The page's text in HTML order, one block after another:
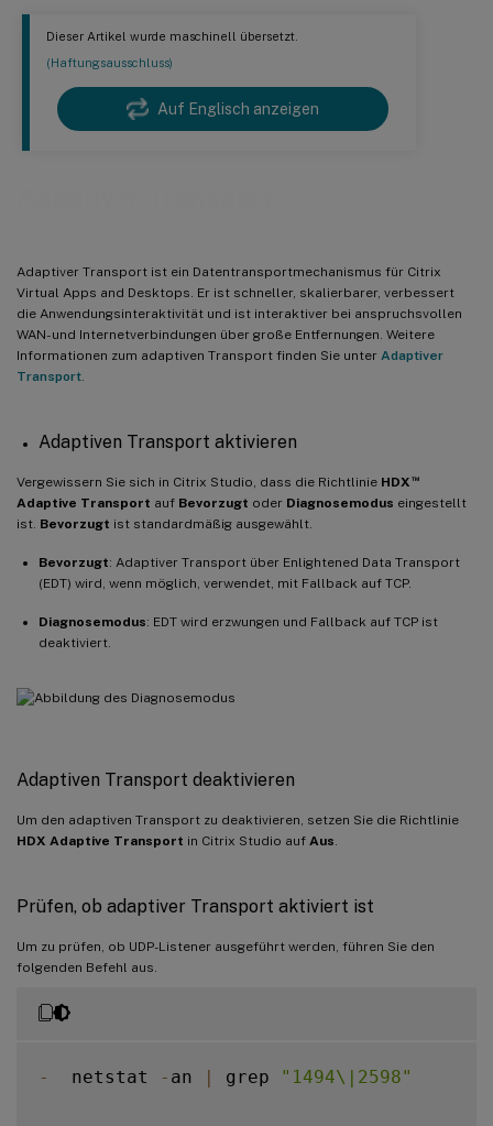
Dieser Artikel wurde maschinell übersetzt.
(Haftungsausschluss)
Auf Englisch anzeigen
Adaptiver Transport ist ein Datentransportmechanismus für Citrix
Virtual Apps and Desktops. Er ist schneller, skalierbarer, verbessert
die Anwendungsinteraktivität und ist interaktiver bei anspruchsvollen
WAN- und Internetverbindungen über große Entfernungen. Weitere
Informationen zum adaptiven Transport finden Sie unter Adaptiver
Transport
Adaptiven Transport aktivieren
Vergewissern Sie sich in Citrix Studio, dass die Richtlinie HDX ™
Adaptive Transport auf Bevorzugt oder Diagnosemodus eingestellt
ist. Bevorzugt ist standardmäßig ausgewählt.
Bevorzugt: Adaptiver Transport über Enlightened Data Transport
(EDT) wird, wenn möglich, verwendet, mit Fallback auf TCP.
Diagnosemodus: EDT wird erzwungen und Fallback auf TCP ist
deaktiviert.
Adaptiven Transport deaktivieren
Um den adaptiven Transport zu deaktivieren, setzen Sie die Richtlinie
HDX Adaptive Transport in Citrix Studio auf Aus
Prüfen, ob adaptiver Transport aktiviert ist
Um zu prüfen, ob UDP-Listener ausgeführt werden, führen Sie den
folgenden Befehl aus.
-
  netstat
- an | grep "1494\|2598"